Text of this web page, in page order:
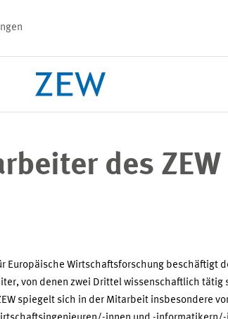
TEAM des ZEW
Europäische Wirtschaftsforschung beschäftigt
von denen zwei Drittel wissenschaftlich tätig
spiegelt sich in der Mitarbeit insbesondere